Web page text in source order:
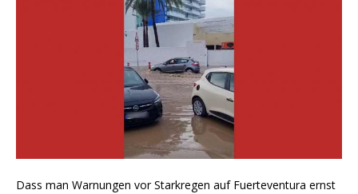
Dass man Warnungen vor Starkregen auf Fuerteventura ernst